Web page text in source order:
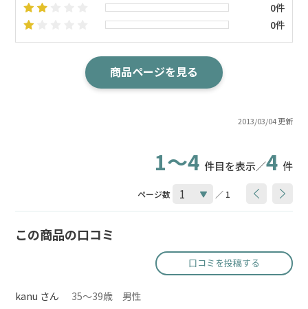
2013/03/04 更新
0件
0件
商品ページを見る
1～4 件目を表示／4 件
ページ数 ／ 1
この商品の口コミ
口コミを投稿する
kanu さん 35～39歳 男性